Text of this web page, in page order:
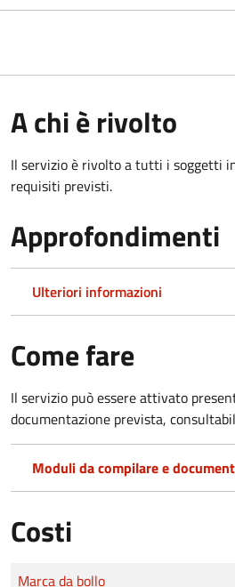
A chi è rivolto
Il servizio è rivolto a tutti i soggetti
requisiti previsti.
Approfondimenti
Ulteriori informazioni
Come fare
Il servizio può essere attivato
documentazione prevista,
Moduli da compilare e
Costi
Tipo di pagamento
Importo
Marca da bollo